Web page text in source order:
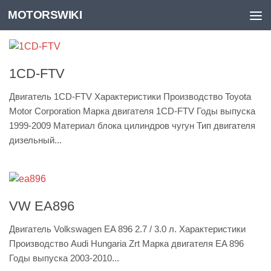
Skip to content
MOTORSWIKI
1CD-FTV
Двигатель 1CD-FTV Характеристики Производство Toyota
Motor Corporation Марка двигателя 1CD-FTV Годы выпуска
1999-2009 Материал блока цилиндров чугун Тип двигателя
дизельный...
VW EA896
Двигатель Volkswagen EA 896 2.7 / 3.0 л. Характеристики
Производство Audi Hungaria Zrt Марка двигателя EA 896
Годы выпуска 2003-2010...